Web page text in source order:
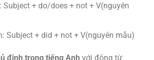
Subject + do/does + not + V(nguyên
Subject + did + not + V(nguyên mẫu)
định trong tiếng Anh với động từ